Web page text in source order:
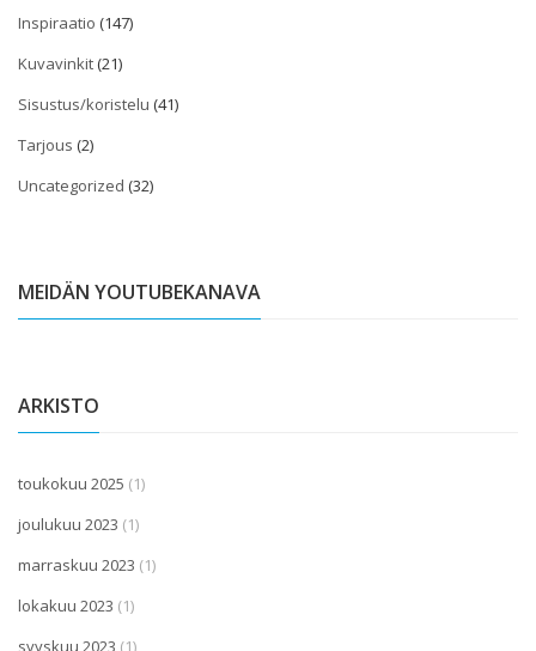
Inspiraatio (147)
Kuvavinkit(21)
Sisustus/koristelu (41)
Tarjous (2)
Uncategorized (32)
MEIDÄN YOUTUBEKANAVA
ARKISTO
toukokuu 2025 (1)
joulukuu 2023 (1)
marraskuu 2023 (1)
lokakuu 2023 (1)
syyskuu 2023 (1)